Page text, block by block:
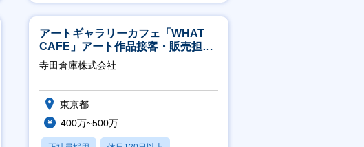
月残業20時間以内
アートギャラリーカフェ「WHAT
CAFE」アート作品接客・販売担当
※アート領域未経験可
寺田倉庫株式会社
東京都
400万~500万